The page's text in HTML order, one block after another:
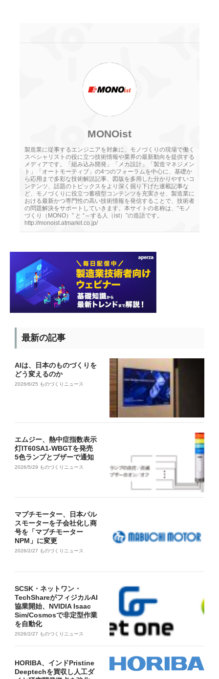
MONOist
製造業に従事するエンジニアを対象に、モノづくりの現場で働く
スペシャリストの役に立つ技術情報や業界の最新動向を提供する
メディアです。「組み込み開発」「メカ設計」「製造マネジメン
ト」「オートモーティブ」の4つのフォーラムを中心に、基礎か
ら応用まで多彩な技術解説記事、図版を多用した分かりやすいコ
ンテンツ、話題のトピックスをより深く掘り下げた連載記事な
ど、モノづくりに役立つ蓄積型コンテンツを充実させ、製造業に
おける最新かつ専門性の高い技術情報を発信することで、技術者
の問題解決をサポートしていきます。本サイトの名称は、“モノ
づくり（MONO）” と “～する人（ist）”の造語です。
http://monoist.atmarkit.co.jp/
最新の記事
AIは、日本のものづくりを
どう変えるのか
2026/6/25 ものづくりニュース
エムジー、熱中症指数表示
灯IT60SA1-WBGTを発売
5色ランプとブザーで通知
2026/5/29 ものづくりニュース
マブチモーター、日本パル
スモーターを子会社化し商
号を「マブチモーター
NPM」に変更
2026/2/27 ものづくりニュース
SCSK・ネットワン・
TechShareがフィジカルAI
協業開始、NVIDIA Isaac
Sim/Cosmosで非定型作業
を自動化
2026/2/27 ものづくりニュース
HORIBA、インドPristine
Deeptechを買収し人工ダ